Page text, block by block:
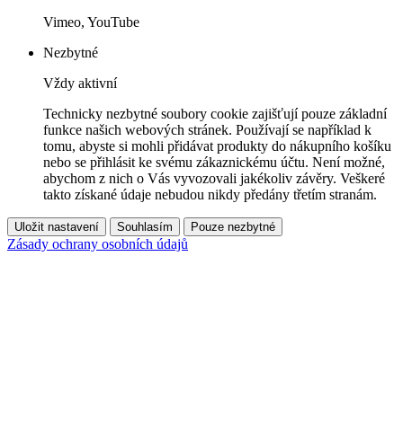
Vimeo, YouTube
Nezbytné
Vždy aktivní
Technicky nezbytné soubory cookie zajišťují pouze základní
funkce našich webových stránek. Používají se například k
tomu, abyste si mohli přidávat produkty do nákupního košíku
nebo se přihlásit ke svému zákaznickému účtu. Není možné,
abychom z nich o Vás vyvozovali jakékoliv závěry. Veškeré
takto získané údaje nebudou nikdy předány třetím stranám.
Uložit nastavení Souhlasím Pouze nezbytné
Zásady ochrany osobních údajů